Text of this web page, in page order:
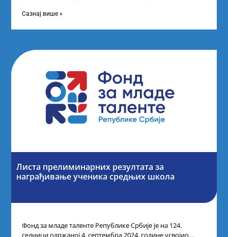
Сазнај више »
Листа прелиминарних резултата за
награђивање ученика средњих школа
Фонд за младе таленте Републике Србије је на 124.
седници одржаној 4. септембра 2024. године усвојио